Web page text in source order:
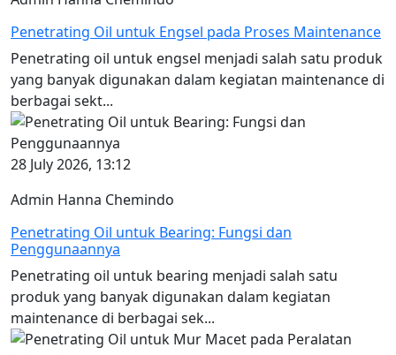
Penetrating Oil untuk Engsel pada Proses Maintenance
Penetrating oil untuk engsel menjadi salah satu produk
yang banyak digunakan dalam kegiatan maintenance di
berbagai sekt...
28 July 2026, 13:12
Admin Hanna Chemindo
Penetrating Oil untuk Bearing: Fungsi dan
Penggunaannya
Penetrating oil untuk bearing menjadi salah satu
produk yang banyak digunakan dalam kegiatan
maintenance di berbagai sek...